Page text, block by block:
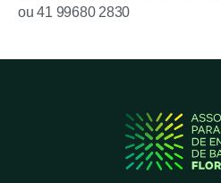
ou 41 99680 2830